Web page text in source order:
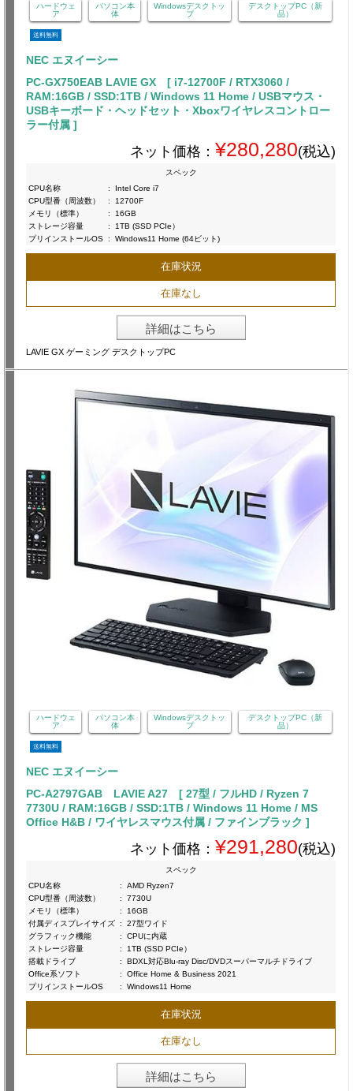
ハードウェ
ア
パソコン本
体
Windowsデスクトッ
プ
デスクトップPC（新
品）
送料無料
NEC エヌイーシー
PC-GX750EAB LAVIE GX [ i7-12700F / RTX3060 /
RAM:16GB / SSD:1TB / Windows 11 Home / USBマウス・
USBキーボード・ヘッドセット・Xboxワイヤレスコントロー
ラー付属 ]
ネット価格： ¥280,280(税込)
スペック
CPU名称
:
Intel Core i7
CPU型番（周波数）
:
12700F
メモリ（標準）
:
16GB
ストレージ容量
:
1TB (SSD PCIe）
プリインストールOS : Windows11 Home (64ビット)
在庫状況
在庫なし
詳細はこちら
LAVIE GX ゲーミング デスクトップPC
ハードウェ
ア
パソコン本
体
Windowsデスクトッ
プ
デスクトップPC（新
品）
送料無料
NEC エヌイーシー
PC-A2797GAB LAVIE A27 [ 27型 / フルHD / Ryzen 7
7730U / RAM:16GB / SSD:1TB / Windows 11 Home / MS
Office H&B / ワイヤレスマウス付属 / ファインブラック ]
ネット価格： ¥291,280(税込)
スペック
CPU名称
:
AMD Ryzen7
CPU型番（周波数）
:
7730U
メモリ（標準）
:
16GB
付属ディスプレイサイズ :
27型ワイド
グラフィック機能
:
CPUに内蔵
ストレージ容量
:
1TB (SSD PCIe）
搭載ドライブ
:
BDXL対応Blu-ray Disc/DVDスーパーマルチドライブ
Office系ソフト
:
Office Home & Business 2021
プリインストールOS
: Windows11 Home
在庫状況
在庫なし
詳細はこちら